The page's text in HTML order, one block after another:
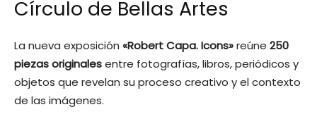
Círculo de Bellas Artes
La nueva exposición «Robert Capa. Icons»reúne 250
piezas originalesentre fotografías, libros, periódicos y
objetos que revelan su proceso creativo y el contexto
de las imágenes.